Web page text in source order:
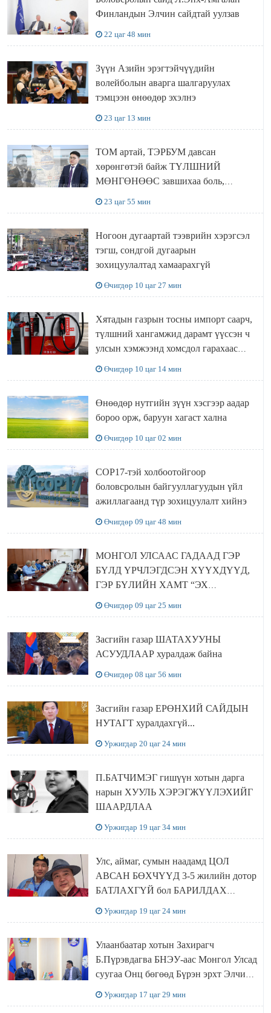
Финландын Элчин сайдтай уулзав
22 цаг 48 мин
Зүүн Азийн эрэгтэйчүүдийн
волейболын аварга шалгаруулах
тэмцээн өнөөдөр эхэлнэ
23 цаг 13 мин
ТОМ артай, ТЭРБУМ давсан
хөрөнгөтэй байж ТҮЛШНИЙ
МӨНГӨНӨӨС завшихаа боль,
23 цаг 55 мин
Ногоон дугаартай тээврийн хэрэгсэл
тэгш, сондгой дугаарын
зохицуулалтад хамаарахгүй
Өчигдөр 10 цаг 27 мин
Хятадын газрын тосны импорт саарч,
түлшний хангамжид дарамт үүссэн ч
улсын хэмжээнд хомсдол гарахаас
Өчигдөр 10 цаг 14 мин
Өнөөдөр нутгийн зүүн хэсгээр аадар
бороо орж, баруун хагаст хална
Өчигдөр 10 цаг 02 мин
COP17-тэй холбоотойгоор
боловсролын байгууллагуудын үйл
ажиллагаанд түр зохицуулалт хийнэ
Өчигдөр 09 цаг 48 мин
МОНГОЛ УЛСААС ГАДААД ГЭР
БҮЛД ҮРЧЛЭГДСЭН ХҮҮХДҮҮД,
ГЭР БҮЛИЙН ХАМТ “ЭХ
Өчигдөр 09 цаг 25 мин
Засгийн газар ШАТАХУУНЫ
АСУУДЛААР хуралдаж байна
Өчигдөр 08 цаг 56 мин
Засгийн газар ЕРӨНХИЙ САЙДЫН
НУТАГТ хуралдахгүй...
Уржигдар 20 цаг 24 мин
П.БАТЧИМЭГ гишүүн хотын дарга
нарын ХУУЛЬ ХЭРЭГЖҮҮЛЭХИЙГ
ШААРДЛАА
Уржигдар 19 цаг 34 мин
Улс, аймаг, сумын наадамд ЦОЛ
АВСАН БӨХЧҮҮД 3-5 жилийн дотор
БАТЛАХГҮЙ бол БАРИЛДАХ
Уржигдар 19 цаг 24 мин
Улаанбаатар хотын Захирагч
Б.Пүрэвдагва БНЭУ-аас Монгол Улсад
суугаа Онц бөгөөд Бүрэн эрхт Элчин
Уржигдар 17 цаг 29 мин